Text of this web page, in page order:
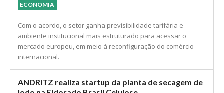
ECONOMIA
Com o acordo, o setor ganha previsibilidade tarifária e
ambiente institucional mais estruturado para acessar o
mercado europeu, em meio à reconfiguração do comércio
internacional.
ANDRITZ realiza startup da planta de secagem de